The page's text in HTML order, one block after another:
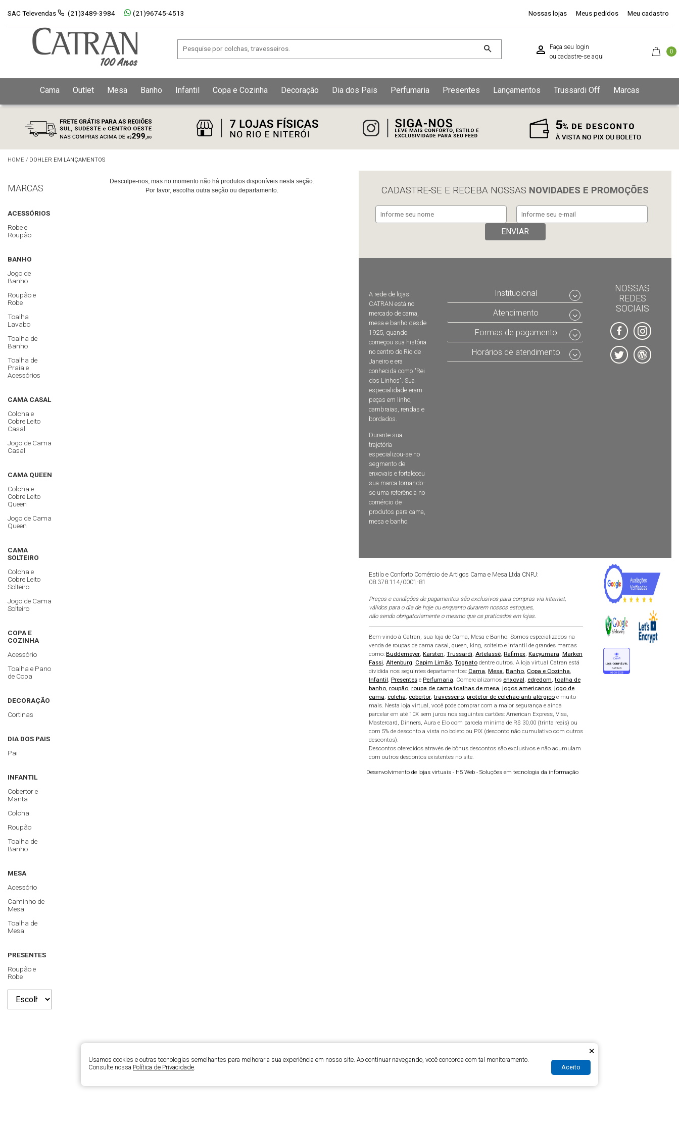
SAC Televendas (21)3489-3984 (21)96745-4513 Nossas lojas Meus pedidos Meu cadastro
Faça seu login
ou cadastre-se aqui
0
Cama Outlet Mesa Banho Infantil Copa e Cozinha Decoração Dia dos Pais Perfumaria Presentes Lançamentos Trussardi Off Marcas
HOME / DOHLER EM LANÇAMENTOS
MARCAS
ACESSÓRIOS
Robe e
Roupão
BANHO
Jogo de
Banho
Roupão e
Robe
Toalha
Lavabo
Toalha de
Banho
Toalha de
Praia e
Acessórios
CAMA CASAL
Colcha e
Cobre Leito
Casal
Jogo de Cama
Casal
CAMA QUEEN
Colcha e
Cobre Leito
Queen
Jogo de Cama
Queen
CAMA
SOLTEIRO
Colcha e
Cobre Leito
Solteiro
Jogo de Cama
Solteiro
COPA E
COZINHA
Acessório
Toalha e Pano
de Copa
DECORAÇÃO
Cortinas
DIA DOS PAIS
Pai
INFANTIL
Cobertor e
Manta
Colcha
Roupão
Toalha de
Banho
MESA
Acessório
Caminho de
Mesa
Toalha de
Mesa
PRESENTES
Roupão e
Robe
Desculpe-nos, mas no momento não há produtos disponíveis nesta seção.
Por favor, escolha outra seção ou departamento.
CADASTRE-SE E RECEBA NOSSAS NOVIDADES E PROMOÇÕES
ENVIAR
A rede de lojas
CATRAN está no
mercado de cama,
mesa e banho desde
1925, quando
começou sua história
no centro do Rio de
Janeiro e era
conhecida como "Rei
dos Linhos". Sua
especialidade eram
peças em linho,
cambraias, rendas e
bordados.
Durante sua
trajetória
especializou-se no
segmento de
enxovais e fortaleceu
sua marca tornando-
se uma referência no
comércio de
produtos para cama,
mesa e banho.
Institucional
Atendimento
Formas de pagamento
Horários de atendimento
NOSSAS
REDES
SOCIAIS
Estilo e Conforto Comércio de Artigos Cama e Mesa Ltda CNPJ:
08.378.114/0001-81
Preços e condições de pagamentos são exclusivos para compras via Internet,
válidos para o dia de hoje ou enquanto durarem nossos estoques,
não sendo obrigatoriamente o mesmo que os praticados em lojas.
Bem-vindo à Catran, sua loja de Cama, Mesa e Banho. Somos especializados na
venda de roupas de cama casal, queen, king, solteiro e infantil de grandes marcas
como:Buddemeyer ,Karsten ,Trussardi Artelassê ,Rafimex ,Kacyumara ,Marken
Fassi Altenburg Capim Limão ,Tognato dentre outros. A loja virtual Catran está
dividida nos seguintes departamentos: Cama ,Mesa ,Banho Copa e Cozinha
Infantil ,Presentes ePerfumaria . Comercializamos enxoval edredom ,toalha de
banho ,roupão ,roupa de cama ,toalhas de mesa ,jogos americanos ,jogo de
cama colcha cobertor ,travesseiro ,protetor de colchão anti alérgico e muito
mais. Nesta loja virtual, você pode comprar com a maior segurança e ainda
parcelar em até 10X sem juros nos seguintes cartões: American Express, Visa,
Mastercard, Dinners, Aura e Elo com parcela mínima de R$ 30,00 (trinta reais) ou
com 5% de desconto a vista no boleto ou PIX (desconto não cumulativo com outros
descontos).
Descontos oferecidos através de bônus descontos são exclusivos e não acumulam
com outros descontos existentes no site.
Desenvolvimento de lojas virtuais - H5 Web - Soluções em tecnologia da informação
×
Usamos cookies e outras tecnologias semelhantes para melhorar a sua experiência em nosso site. Ao continuar navegando, você concorda com tal monitoramento.
Consulte nossa Política de Privacidade. Aceito